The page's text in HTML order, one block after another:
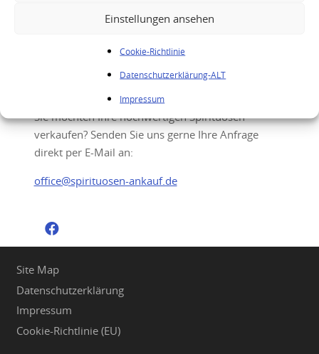
Einstellungen ansehen
Cookie-Richtlinie
Datenschutzerklärung-ALT
Impressum
Ihre Anfrage
Sie möchten Ihre hochwertigen Spirituosen
verkaufen? Senden Sie uns gerne Ihre Anfrage
direkt per E-Mail an:
office@spirituosen-ankauf.de
Site Map
Datenschutzerklärung
Impressum
Cookie-Richtlinie (EU)